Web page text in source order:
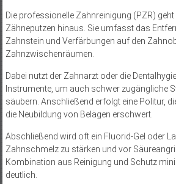
Die professionelle Zahnreinigung (PZR)
Zähneputzen hinaus. Sie umfasst das
Zahnstein und Verfärbungen auf den
Zahnzwischenräumen.
Dabei nutzt der Zahnarzt oder die
Instrumente, um auch schwer zugängliche
säubern. Anschließend erfolgt eine Politur,
die Neubildung von Belägen erschwert.
Abschließend wird oft ein Fluorid-Gel oder
Zahnschmelz zu stärken und vor
Kombination aus Reinigung und Schutz
deutlich.